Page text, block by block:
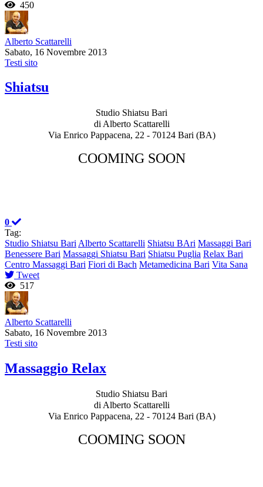
450
Alberto Scattarelli
Sabato, 16 Novembre 2013
Testi sito
Shiatsu
Studio Shiatsu Bari
di Alberto Scattarelli
Via Enrico Pappacena, 22 - 70124 Bari (BA)
COOMING SOON
0
Tag:
Studio Shiatsu Bari Alberto Scattarelli Shiatsu BAri Massaggi Bari
Benessere Bari Massaggi Shiatsu Bari Shiatsu Puglia Relax Bari
Centro Massaggi Bari Fiori di Bach Metamedicina Bari Vita Sana
Tweet
517
Alberto Scattarelli
Sabato, 16 Novembre 2013
Testi sito
Massaggio Relax
Studio Shiatsu Bari
di Alberto Scattarelli
Via Enrico Pappacena, 22 - 70124 Bari (BA)
COOMING SOON